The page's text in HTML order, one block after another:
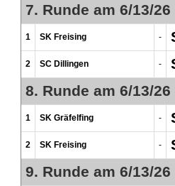
7. Runde am 6/13/26
1 SK Freising -
2 SC Dillingen -
8. Runde am 6/13/26
1 SK Gräfelfing -
2 SK Freising -
9. Runde am 6/13/26